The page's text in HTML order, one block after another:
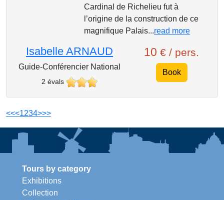
Cardinal de Richelieu fut à
l’origine de la construction de ce
magnifique Palais...read more
Isabelle ARNAUD
Guide-Conférencier National
2 évals
10 € / pers.
Book
<<<1234>>>
Tours by category
Exhibitions
Collection